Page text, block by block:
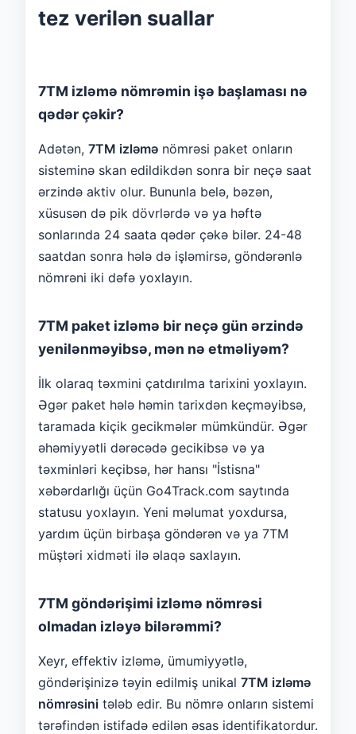
tez verilən suallar
7TM izləmə nömrəmin işə başlaması nə
qədər çəkir?
Adətən, 7TM izləmə nömrəsi paket onların
sisteminə skan edildikdən sonra bir neçə saat
ərzində aktiv olur. Bununla belə, bəzən,
xüsusən də pik dövrlərdə və ya həftə
sonlarında 24 saata qədər çəkə bilər. 24-48
saatdan sonra hələ də işləmirsə, göndərənlə
nömrəni iki dəfə yoxlayın.
7TM paket izləmə bir neçə gün ərzində
yenilənməyibsə, mən nə etməliyəm?
İlk olaraq təxmini çatdırılma tarixini yoxlayın.
Əgər paket hələ həmin tarixdən keçməyibsə,
taramada kiçik gecikmələr mümkündür. Əgər
əhəmiyyətli dərəcədə gecikibsə və ya
təxminləri keçibsə, hər hansı "İstisna"
xəbərdarlığı üçün Go4Track.com saytında
statusu yoxlayın. Yeni məlumat yoxdursa,
yardım üçün birbaşa göndərən və ya 7TM
müştəri xidməti ilə əlaqə saxlayın.
7TM göndərişimi izləmə nömrəsi
olmadan izləyə bilərəmmi?
Xeyr, effektiv izləmə, ümumiyyətlə,
göndərişinizə təyin edilmiş unikal 7TM izləmə
nömrəsini tələb edir. Bu nömrə onların sistemi
tərəfindən istifadə edilən əsas identifikatordur.